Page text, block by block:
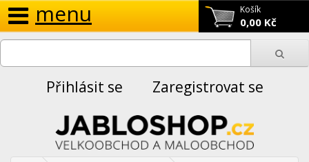
Košík
0,00 Kč
menu
Přihlásit se Zaregistrovat se